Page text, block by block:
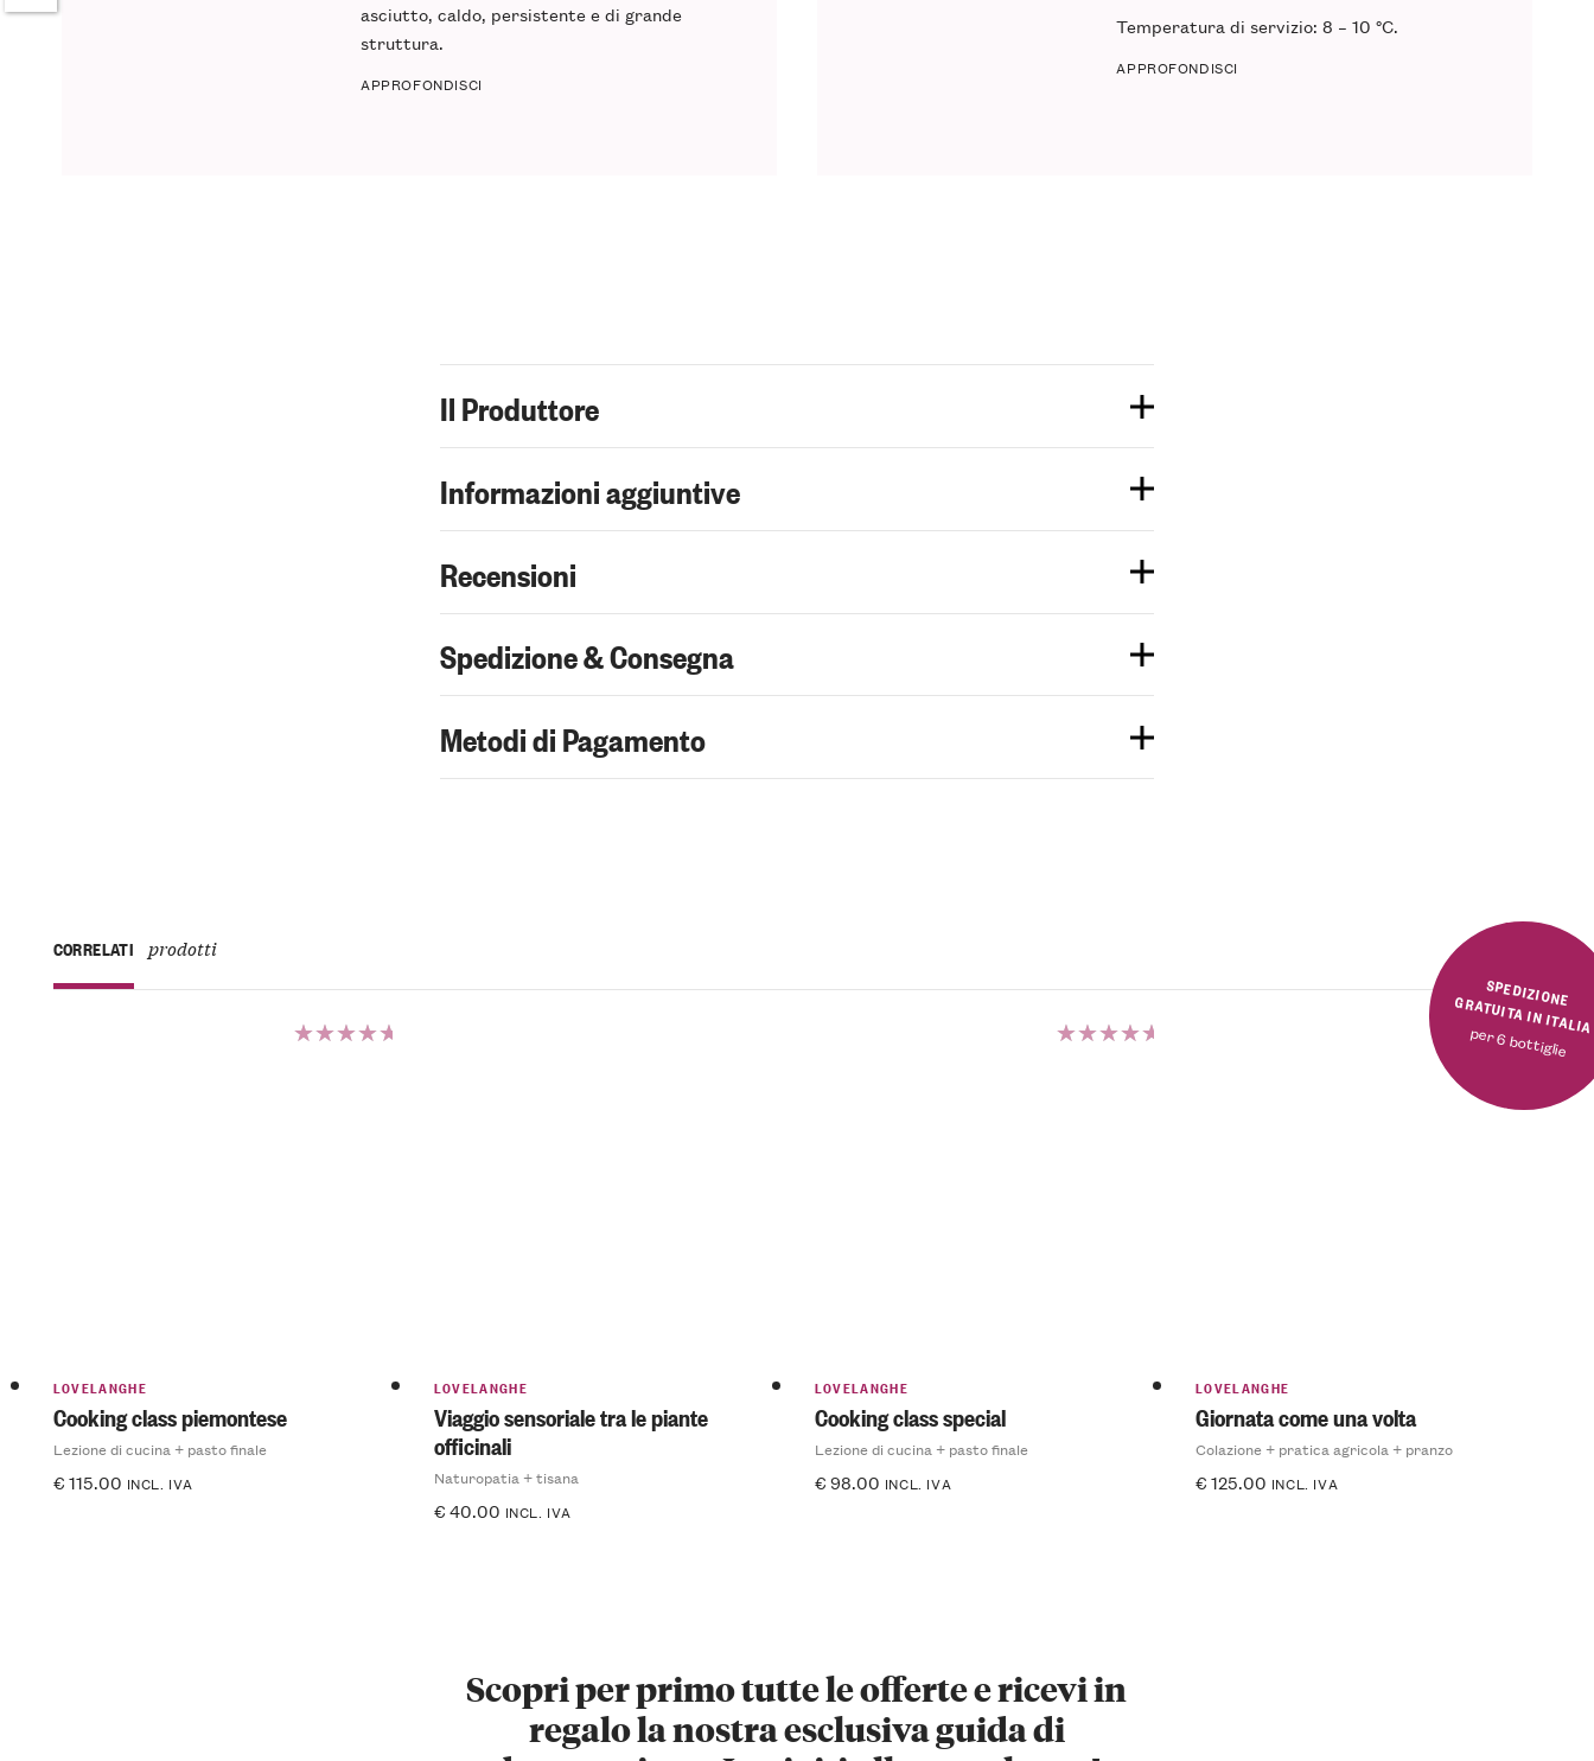
asciutto, caldo, persistente e di grande
struttura.
APPROFONDISCI
Temperatura di servizio: 8 – 10 °C.
APPROFONDISCI
Il Produttore
Informazioni aggiuntive
Recensioni
Spedizione & Consegna
Metodi di Pagamento
SPEDIZIONE GRATUITA IN ITALIA
per 6 bottiglie
CORRELATI prodotti
LOVELANGHE
Cooking class piemontese
Lezione di cucina + pasto finale
€115.00 INCL. IVA
LOVELANGHE
Viaggio sensoriale tra le piante
officinali
Naturopatia + tisana
€40.00 INCL. IVA
LOVELANGHE
Cooking class special
Lezione di cucina + pasto finale
€98.00 INCL. IVA
LOVELANGHE
Giornata come una volta
Colazione + pratica agricola + pranzo
€125.00 INCL. IVA
Scopri per primo tutte le offerte e ricevi in
regalo la nostra esclusiva guida di
Twitter